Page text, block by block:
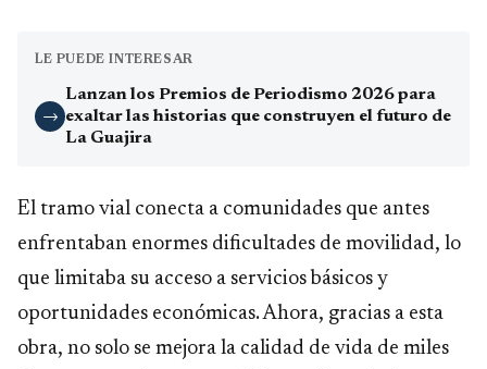
LE PUEDE INTERESAR
→
Lanzan los Premios de Periodismo 2026 para
exaltar las historias que construyen el futuro de
La Guajira
El tramo vial conecta a comunidades que antes
enfrentaban enormes dificultades de movilidad, lo
que limitaba su acceso a servicios básicos y
oportunidades económicas. Ahora, gracias a esta
obra, no solo se mejora la calidad de vida de miles